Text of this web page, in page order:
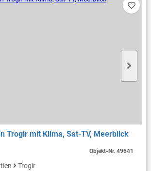
Trogir mit Klima, Sat-TV, Meerblick
Trogir
Objekt-Nr.49641